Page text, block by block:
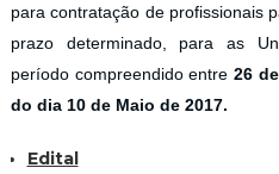
para contratação de profissionais
prazo determinado, para as
período compreendido entre26
do dia 10 de Maio de 2017.
Edital